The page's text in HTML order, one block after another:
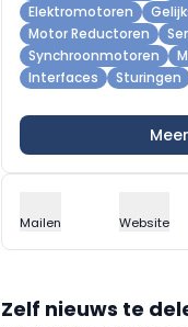
Elektromotoren
Motor Reductoren
Synchroonmotoren
Interfaces
Sturingen
Mailen Website
Zelf nieuws te